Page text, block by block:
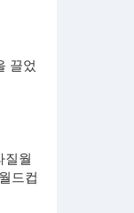
끌었
질월
드컵